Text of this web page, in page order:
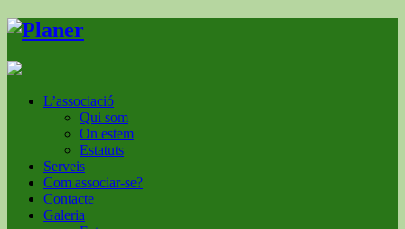
L’associació
Qui som
On estem
Estatuts
Serveis
Com associar-se?
Contacte
Galeria